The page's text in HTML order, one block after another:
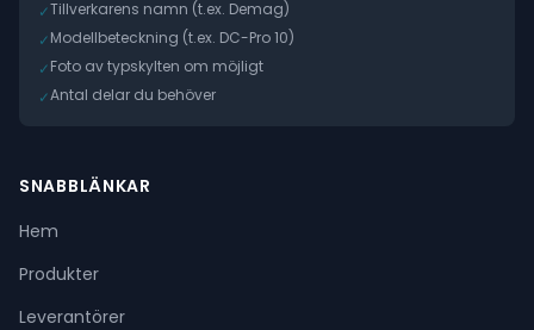
✓Tillverkarens namn (t.ex. Demag)
✓Modellbeteckning (t.ex. DC-Pro 10)
✓Foto av typskylten om möjligt
✓Antal delar du behöver
SNABBLÄNKAR
Hem
Produkter
Leverantörer